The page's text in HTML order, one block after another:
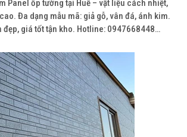
Panel ốp tường tại Huế – vật liệu cách nhiệt,
Đa dạng mẫu mã: giả gỗ, vân đá, ánh kim.
đẹp, giá tốt tận kho. Hotline: 0947668448